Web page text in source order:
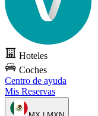
Hoteles
Coches
Centro de ayuda
Mis Reservas